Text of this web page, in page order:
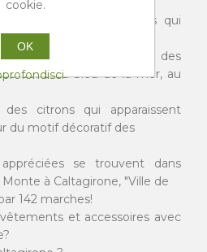
est un régal de couleurs qui
Sicile et les faïences de
rapproche beaucoup des
donc au bleu de la mer, au
citrons qui apparaissent
du motif décoratif des
se trouvent dans
Monte à Caltagirone, "Ville de
142 marches!
et accessoires avec
cookie.
OK